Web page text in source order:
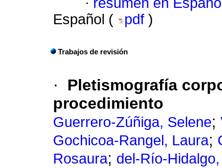
Español (
pdf )
Trabajos de revisión
·
Pletismografía
procedimiento
Guerrero-Zúñiga, Selene;
Gochicoa-Rangel, Laura;
Rosaura; del-Río-